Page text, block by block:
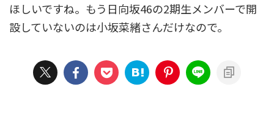
ほしいですね。もう日向坂46の2期生メンバーで開
設していないのは小坂菜緒さんだけなので。